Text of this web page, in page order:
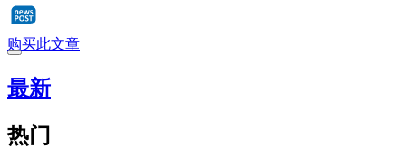
购买此文章
最新
热门